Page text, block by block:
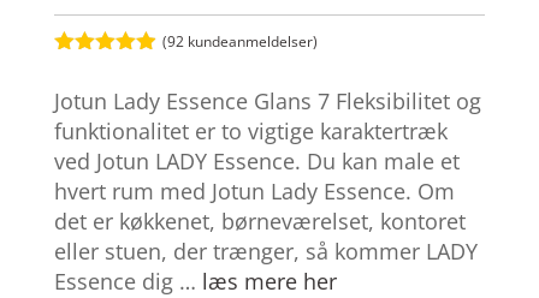
ud af 5
baseret på
kundebedøm
melser
(92 kundeanmeldelser)
Jotun Lady Essence Glans 7 Fleksibilitet og
funktionalitet er to vigtige karaktertræk
ved Jotun LADY Essence. Du kan male et
hvert rum med Jotun Lady Essence. Om
det er køkkenet, børneværelset, kontoret
eller stuen, der trænger, så kommer LADY
Essence dig … læs mere her